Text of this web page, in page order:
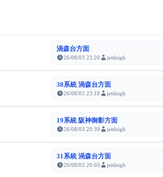
渦森台方面
26/08/03 23:20 jettleigh
38系統 渦森台方面
26/08/03 23:18 jettleigh
19系統 阪神御影方面
26/08/03 20:39 jettleigh
31系統 渦森台方面
26/08/03 20:03 jettleigh